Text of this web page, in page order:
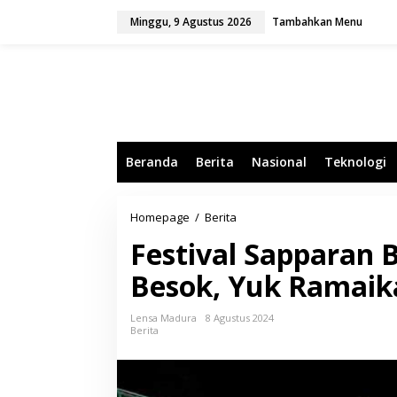
Minggu, 9 Agustus 2026 Tambahkan Menu
Beranda Berita Nasional Teknologi
Homepage / Berita
i
v
a
a
Festival Sapparan
Besok, Yuk
Lensa Madura
8 Agustus 2024
Berita